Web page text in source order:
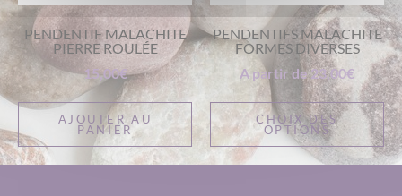
PENDENTIF MALACHITE
PIERRE ROULÉE
15,00€
AJOUTER AU
PANIER
PENDENTIFS MALACHITE
FORMES DIVERSES
A partir de23,00€
CHOIX DES
OPTIONS